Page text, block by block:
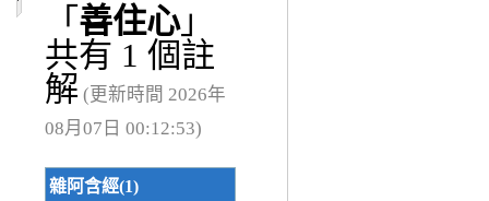
「 善住心」
共有 1 個註
解 (更新時間 2026年
08月07日 00:12:53)
雜阿含經(1)